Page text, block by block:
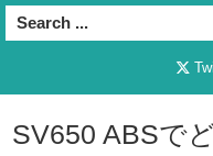
SV650 ABSで